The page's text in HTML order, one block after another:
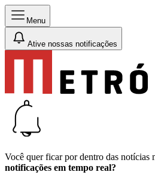
Menu
Ative nossas notificações
Você quer ficar por dentro das notícias
notificações em tempo real?